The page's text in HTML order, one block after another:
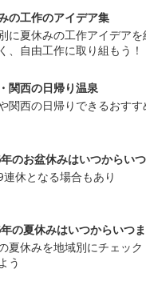
の工作のアイデア集
に夏休みの工作アイデア
、自由工作に取り組もう！
関西の日帰り温泉
関西の日帰りできるおす
のお盆休みはいつからい
連休となる場合もあり
の夏休みはいつからいつ
夏休みを地域別にチェッ
う